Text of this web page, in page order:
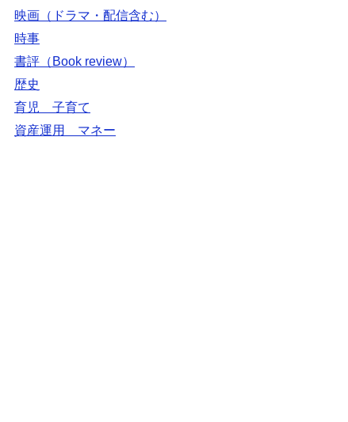
映画（ドラマ・配信含む）
時事
書評（Book review）
歴史
育児 子育て
資産運用 マネー